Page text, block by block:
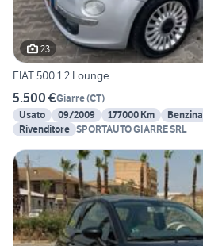
23
FIAT 500 1.2 Lounge
5.500 €Giarre(CT)
Usato
09/2009 177000 Km Benzina
Rivenditore SPORTAUTO GIARRE SRL